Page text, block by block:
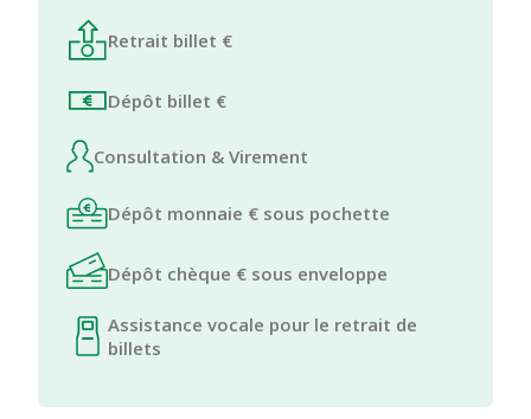
Retrait billet €
Dépôt billet €
Consultation & Virement
Dépôt monnaie € sous pochette
Dépôt chèque € sous enveloppe
Assistance vocale pour le retrait de
billets